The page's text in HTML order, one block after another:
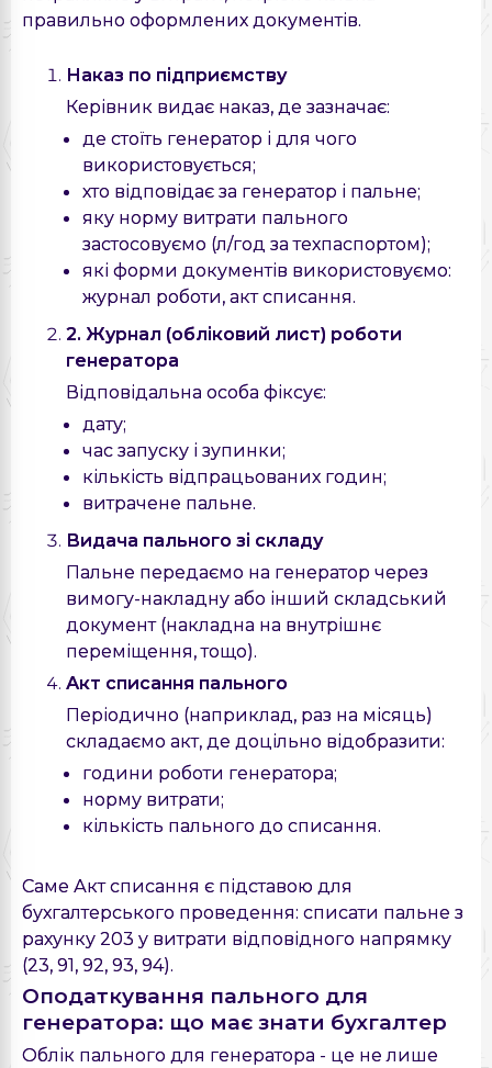
правильно оформлених документів.
Наказ по підприємству
Керівник видає наказ, де зазначає:
де стоїть генератор і для чого
використовується;
хто відповідає за генератор і пальне;
яку норму витрати пального
застосовуємо (л/год за техпаспортом);
які форми документів використовуємо:
журнал роботи, акт списання.
2. Журнал (обліковий лист) роботи
генератора
Відповідальна особа фіксує:
дату;
час запуску і зупинки;
кількість відпрацьованих годин;
витрачене пальне.
Видача пального зі складу
Пальне передаємо на генератор через
вимогу-накладну або інший складський
документ (накладна на внутрішнє
переміщення, тощо).
Акт списання пального
Періодично (наприклад, раз на місяць)
складаємо акт, де доцільно відобразити:
години роботи генератора;
норму витрати;
кількість пального до списання.
Саме Акт списання є підставою для
бухгалтерського проведення: списати пальне з
рахунку 203 у витрати відповідного напрямку
(23, 91, 92, 93, 94).
Оподаткування пального для
генератора: що має знати бухгалтер
Облік пального для генератора - це не лише